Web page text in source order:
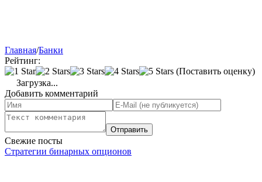
Главная/Банки
Рейтинг:
(Поставить оценку)
Загрузка...
Добавить комментарий
Свежие посты
Стратегии бинарных опционов